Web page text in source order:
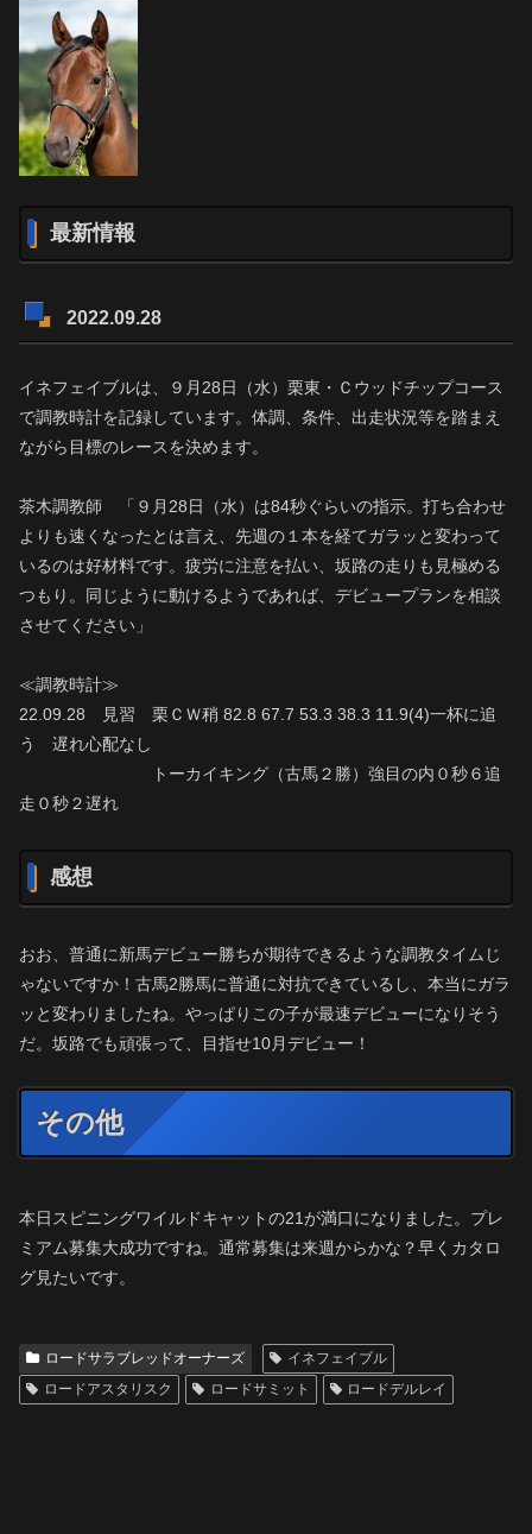
最新情報
2022.09.28
イネフェイブルは、９月28日（水）栗東・Ｃウッドチップコース
で調教時計を記録しています。体調、条件、出走状況等を踏まえ
ながら目標のレースを決めます。
茶木調教師 「９月28日（水）は84秒ぐらいの指示。打ち合わせ
よりも速くなったとは言え、先週の１本を経てガラッと変わって
いるのは好材料です。疲労に注意を払い、坂路の走りも見極める
つもり。同じように動けるようであれば、デビュープランを相談
させてください」
≪調教時計≫
22.09.28 見習 栗ＣＷ稍 82.8 67.7 53.3 38.3 11.9(4)一杯に追
う 遅れ心配なし
トーカイキング（古馬２勝）強目の内０秒６追
走０秒２遅れ
感想
おお、普通に新馬デビュー勝ちが期待できるような調教タイムじ
ゃないですか！古馬2勝馬に普通に対抗できているし、本当にガラ
ッと変わりましたね。やっぱりこの子が最速デビューになりそう
だ。坂路でも頑張って、目指せ10月デビュー！
その他
本日スピニングワイルドキャットの21が満口になりました。プレ
ミアム募集大成功ですね。通常募集は来週からかな？早くカタロ
グ見たいです。
ロードサラブレッドオーナーズ
イネフェイブル
ロードアスタリスク
ロードサミット ロードデルレイ